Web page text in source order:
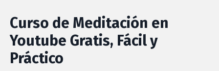
Curso de Meditación en
Youtube Gratis, Fácil y
Práctico